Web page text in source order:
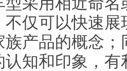
不仅可以快速
族产品的概念
认知和印象，